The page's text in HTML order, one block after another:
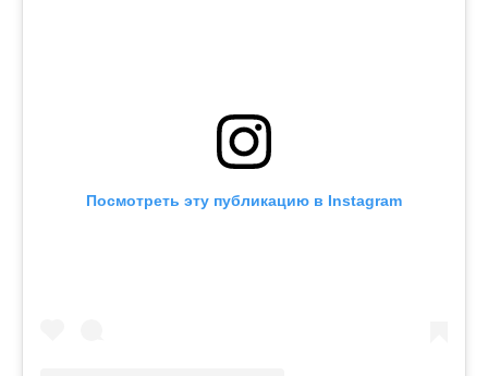
Посмотреть эту публикацию в Instagram